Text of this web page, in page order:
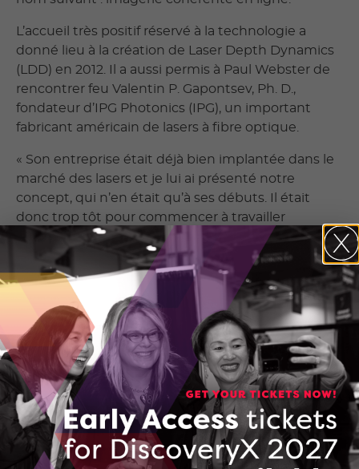
L’accueil très positif réservé à la technologie a
donné lieu à la création de Laser Depth Dynamics
(LDD) en 2012. Il a aussi permis à Paul Webster de
rencontrer feu Valentin P. Gapontsev, Ph. D.,
fondateur d’IPG Photonics (IPG), un important
fabricant américain de lasers à fibre optique.
« Son entreprise était déjà bien implantée dans le
marché des lasers et je lui ai présenté notre
concept, qui n’en était qu’à ses débuts. Il était
donc trop tôt pour commencer à travailler
officiellement avec Valentin et IPG. Ils nous ont
toutefois permis d’utiliser une source laser plus
puissante pour étayer nos idées et les présenter à
certains de nos clients. »
LDD a pu poursuivre son développement grâce à
ce soutien de démarrage, car Paul Webster s’en
est servi pour montrer l’application de sa
technique de mesure par laser à des profondeurs
nettement plus importantes, comme celles
rencontrées dans le domaine de la fabrication
automobile. Par la suite, LDD a pu faire des
démonstrations plus convaincantes, qui ont